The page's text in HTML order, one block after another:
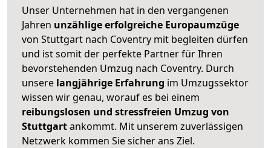
Unser Unternehmen hat in den vergangenen
Jahren unzählige erfolgreiche Europaumzüge
von Stuttgart nach Coventry mit begleiten dürfen
und ist somit der perfekte Partner für Ihren
bevorstehenden Umzug nach Coventry. Durch
unsere langjährige Erfahrung im Umzugssektor
wissen wir genau, worauf es bei einem
reibungslosen und stressfreien Umzug von
Stuttgartankommt. Mit unserem zuverlässigen
Netzwerk kommen Sie sicher ans Ziel.